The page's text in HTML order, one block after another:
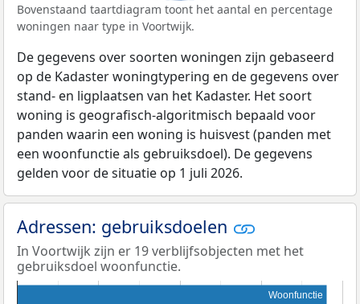
Bovenstaand taartdiagram toont het aantal en percentage
woningen naar type in Voortwijk.
De gegevens over soorten woningen zijn gebaseerd
op de Kadaster woningtypering en de gegevens over
stand- en ligplaatsen van het Kadaster. Het soort
woning is geografisch-algoritmisch bepaald voor
panden waarin een woning is huisvest (panden met
een woonfunctie als gebruiksdoel). De gegevens
gelden voor de situatie op 1 juli 2026.
Adressen: gebruiksdoelen
In Voortwijk zijn er 19 verblijfsobjecten met het
gebruiksdoel woonfunctie.
Woonfunctie